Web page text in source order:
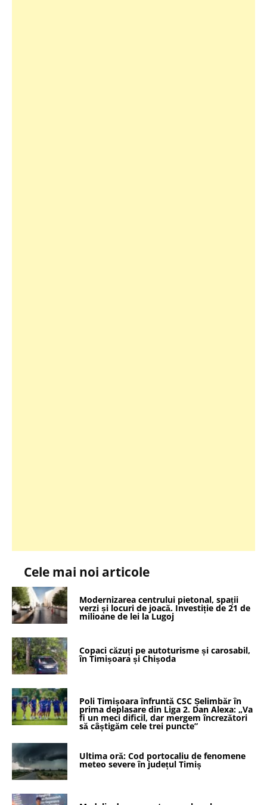
Cele mai noi articole
Modernizarea centrului pietonal, spații
verzi și locuri de joacă. Investiție de 21 de
milioane de lei la Lugoj
Copaci căzuți pe autoturisme și carosabil,
în Timișoara și Chișoda
Poli Timișoara înfruntă CSC Șelimbăr în
prima deplasare din Liga 2. Dan Alexa: „Va
fi un meci dificil, dar mergem încrezători
să câștigăm cele trei puncte”
Ultima oră: Cod portocaliu de fenomene
meteo severe în județul Timiș